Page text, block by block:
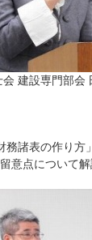
建設専門部会
諸表の作り
意点について解